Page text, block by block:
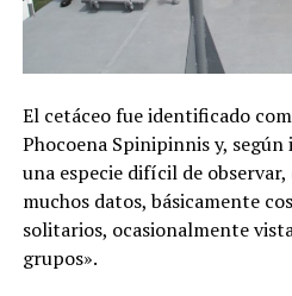
El cetáceo fue identificado
Phocoena Spinipinnis y,
una especie difícil de
muchos datos, básicamente
solitarios, ocasionalmente
grupos».